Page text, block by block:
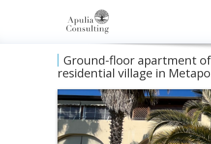
Ground-floor apartment of
residential village in